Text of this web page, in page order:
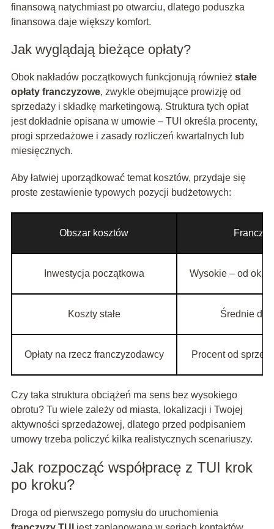
finansową natychmiast po otwarciu, dlatego poduszka
finansowa daje większy komfort.
Jak wyglądają bieżące opłaty?
Obok nakładów początkowych funkcjonują również stałe
opłaty franczyzowe, zwykle obejmujące prowizję od
sprzedaży i składkę marketingową. Struktura tych opłat
jest dokładnie opisana w umowie – TUI określa procenty,
progi sprzedażowe i zasady rozliczeń kwartalnych lub
miesięcznych.
Aby łatwiej uporządkować temat kosztów, przydaje się
proste zestawienie typowych pozycji budżetowych:
Obszar kosztów
Inwestycja początkowa Wysokie – od ok.
Koszty stałe Średnie do
Opłaty na rzecz franczyzodawcy Procent od
Czy taka struktura obciążeń ma sens bez wysokiego
obrotu? Tu wiele zależy od miasta, lokalizacji i Twojej
aktywności sprzedażowej, dlatego przed podpisaniem
umowy trzeba policzyć kilka realistycznych scenariuszy.
Jak rozpocząć współpracę z TUI krok
po kroku?
Droga od pierwszego pomysłu do uruchomienia